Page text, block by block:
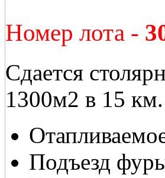
Номер лота -
Сдается
1300м2 в 15
Подъезд